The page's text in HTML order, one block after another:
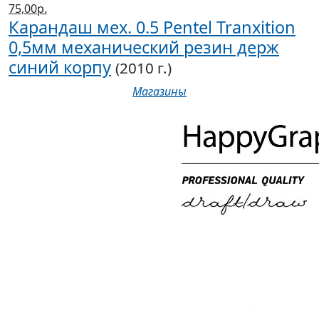
75,00р.
Карандаш мех. 0.5 Pentel Tranxition
0,5мм механический резин держ
синий корпу (2010 г.)
Магазины